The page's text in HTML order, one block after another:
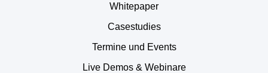
Whitepaper
Casestudies
Termine und Events
Live Demos & Webinare